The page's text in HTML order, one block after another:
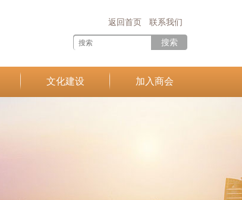
返回首页 联系我们
搜索
文化建设 加入商会